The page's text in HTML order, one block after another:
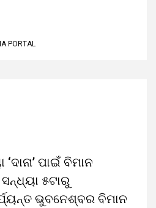
PORTAL
‘ଦାନା’ ପାଇଁ ବିମାନ
୫ଟାରୁ
ଭୁବନେଶ୍ବର ବିମାନ